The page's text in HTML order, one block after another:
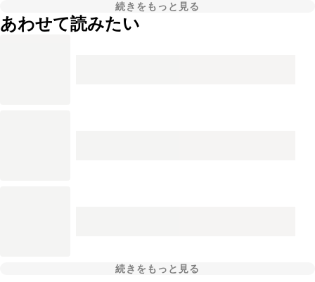
続きをもっと見る
あわせて読みたい
続きをもっと見る